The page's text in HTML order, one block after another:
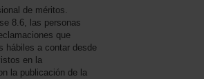
de méritos.
8.6, las personas
que
hábiles a contar desde
en la
la publicación de la